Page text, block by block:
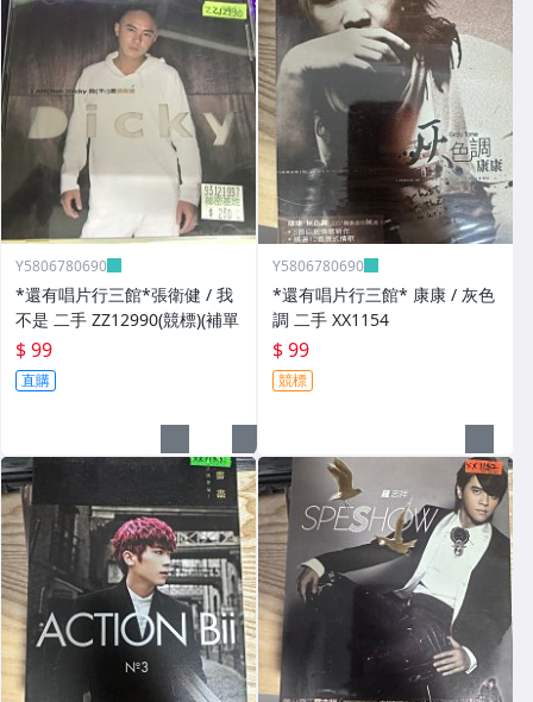
Y5806780690
*還有唱片行三館*張衛健 / 我
不是 二手 ZZ12990(競標)(補單
$ 99
直購
Y5806780690
*還有唱片行三館* 康康 / 灰色
調 二手 XX1154
$ 99
競標